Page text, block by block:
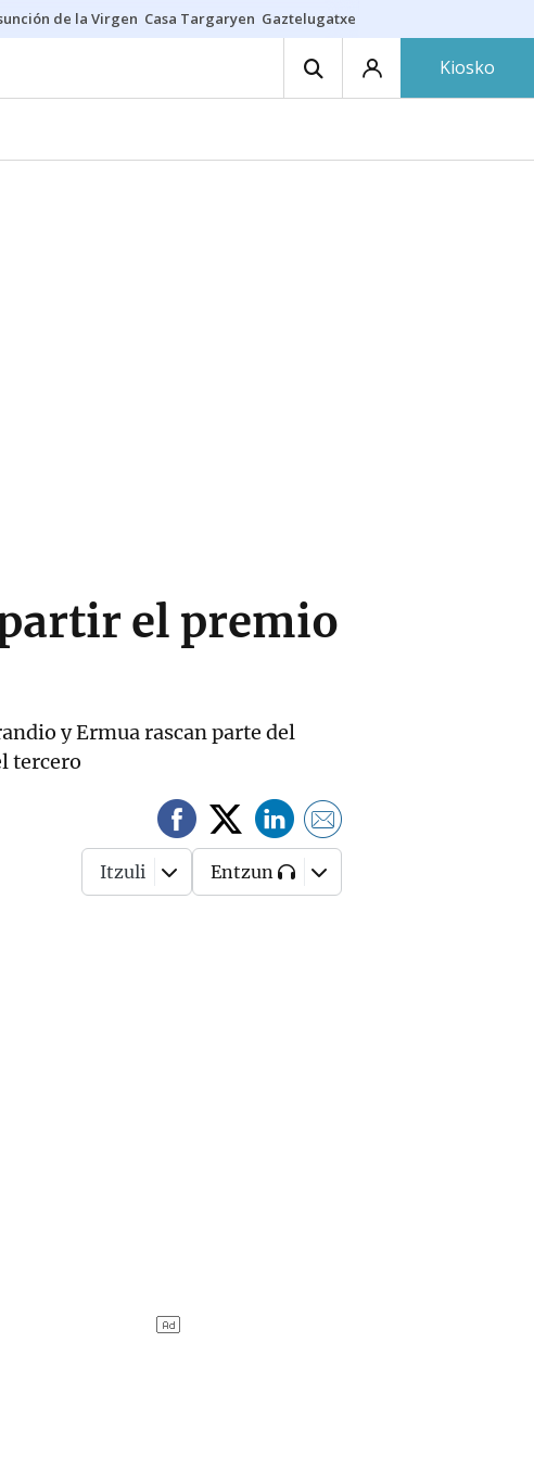
de la Virgen Casa Targaryen Gaztelugatxe
Kiosko
el premio
y Ermua rascan parte del
tercero
Itzuli Entzun